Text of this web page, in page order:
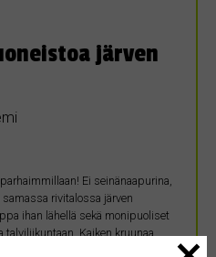
järven
Ei seinänaapurina,
rivitalossa järven
ihan lähellä sekä monipuoliset
Kaiken kruunaa